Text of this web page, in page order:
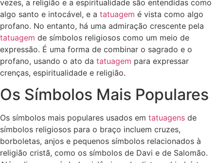
vezes, a religião e a espiritualidade são entendidas como
algo santo e intocável, e a tatuagem é vista como algo
profano. No entanto, há uma admiração crescente pela
tatuagem de símbolos religiosos como um meio de
expressão. É uma forma de combinar o sagrado e o
profano, usando o ato da tatuagem para expressar
crenças, espiritualidade e religião.
Os Símbolos Mais Populares
Os símbolos mais populares usados em tatuagens de
símbolos religiosos para o braço incluem cruzes,
borboletas, anjos e pequenos símbolos relacionados à
religião cristã, como os símbolos de Davi e de Salomão.